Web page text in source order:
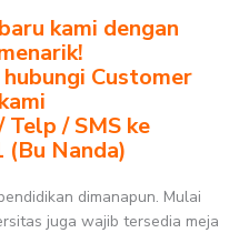
kami dengan
Customer
/ SMS ke
Nanda)
dimanapun. Mulai
juga wajib tersedia meja